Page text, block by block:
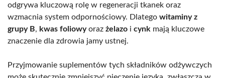
odgrywa kluczową rolę w regeneracji tkanek oraz
wzmacnia system odpornościowy. Dlatego witaminy z
grupy B, kwas foliowyoraz żelazo i cynk mają kluczowe
znaczenie dla zdrowia jamy ustnej.
Przyjmowanie suplementów tych składników odżywczych